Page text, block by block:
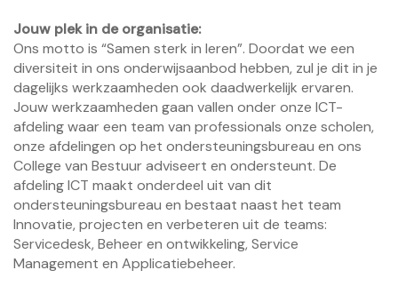
Jouw plek in de organisatie:
Ons motto is “Samen sterk in leren”. Doordat we een
diversiteit in ons onderwijsaanbod hebben, zul je dit in je
dagelijks werkzaamheden ook daadwerkelijk ervaren.
Jouw werkzaamheden gaan vallen onder onze ICT-
afdeling waar een team van professionals onze scholen,
onze afdelingen op het ondersteuningsbureau en ons
College van Bestuur adviseert en ondersteunt. De
afdeling ICT maakt onderdeel uit van dit
ondersteuningsbureau en bestaat naast het team
Innovatie, projecten en verbeteren uit de teams:
Servicedesk, Beheer en ontwikkeling, Service
Management en Applicatiebeheer.